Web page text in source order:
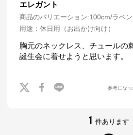
エレガント
商品のバリエーション:100cm/ラベ
用途 ： 休日用（お出かけ向け）
胸元のネックレス、チュールの
誕生会に着せようと思います。
参考になっ
1 件あります